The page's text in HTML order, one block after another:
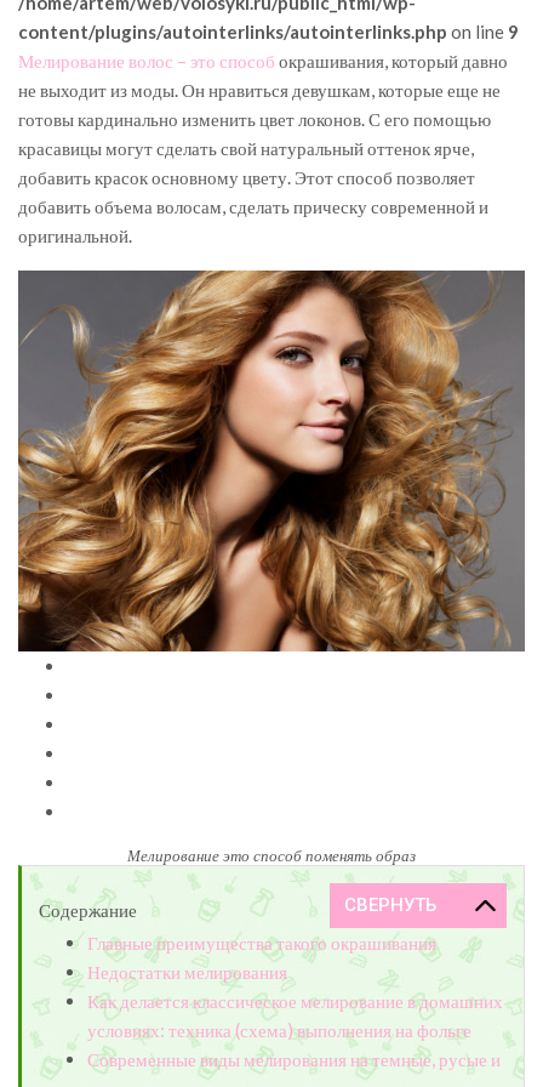
content/plugins/autointerlinks/autointerlinks.php on line 9
Мелирование волос – это способ окрашивания, который давно
не выходит из моды. Он нравиться девушкам, которые еще не
готовы кардинально изменить цвет локонов. С его помощью
красавицы могут сделать свой натуральный оттенок ярче,
добавить красок основному цвету. Этот способ позволяет
добавить объема волосам, сделать прическу современной и
оригинальной.
Мелирование это способ поменять образ
Содержание
Главные преимущества такого окрашивания
Недостатки мелирования
Как делается классическое мелирование в домашних
условиях: техника (схема) выполнения на фольге
Современные виды мелирования на темные, русые и